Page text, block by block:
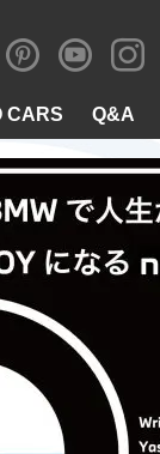
CARS Q&A